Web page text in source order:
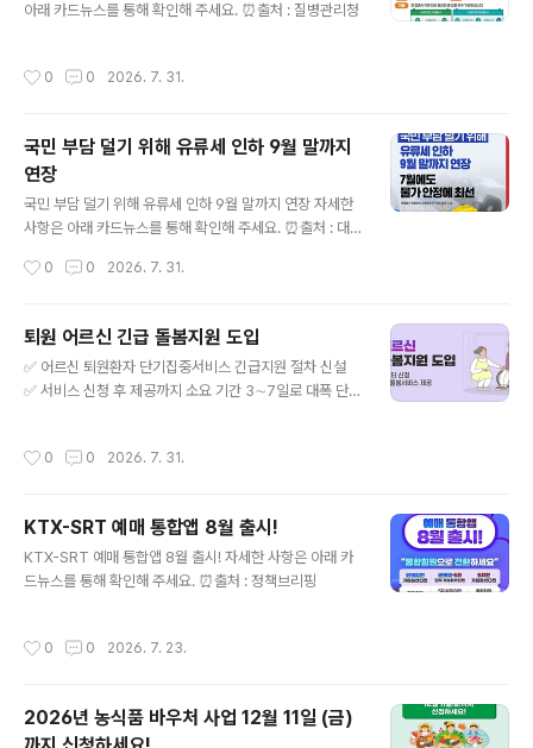
아래 카드뉴스를 통해 확인해 주세요. ⏰출처 : 질병관리청
0 0 2026. 7. 31.
국민 부담 덜기 위해 유류세 인하 9월 말까지
연장
국민 부담 덜기 위해 유류세 인하 9월 말까지 연장 자세한
사항은 아래 카드뉴스를 통해 확인해 주세요. ⏰출처 : 대
0 0 2026. 7. 31.
퇴원 어르신 긴급 돌봄지원 도입
✅ 어르신 퇴원환자 단기집중서비스 긴급지원 절차 신설
✅ 서비스 신청 후 제공까지 소요 기간 3∼7일로 대폭 단
봄이 시급한 어르신들이 필요한 서비스를 더욱 신속하게
기간을 3~7일로 단축해 퇴원 직후 돌봄 공백을 줄이고, 어
르신의 안정적인 지역사회 복귀를 지원할 계획이다. 보건
복지부(장관 정은경)는 퇴원한 어르신들의 신속한 지역사
다고 밝혔다. 의료‧요양 통합돌봄 시행과 함..
0 0 2026. 7. 31.
KTX-SRT 예매 통합앱 8월 출시!
KTX-SRT 예매 통합앱 8월 출시! 자세한 사항은 아래 카
드뉴스를 통해 확인해 주세요. ⏰출처 : 정책브리핑
0 0 2026. 7. 23.
2026년 농식품 바우처 사업 12월 11일 (금)